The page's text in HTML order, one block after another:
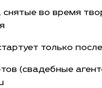
во время
только
(свадебные